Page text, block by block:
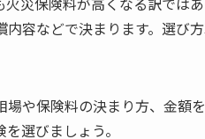
容などで決まります。選び
や保険料の決まり方、金額
選びましょう。